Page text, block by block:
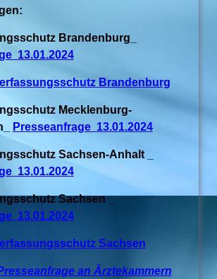
Brandenburg_
13.01.2024
Brandenburg
Mecklenburg-
Presseanfrage 13.01.2024
Sachsen-Anhalt _
13.01.2024
Sachsen _
13.01.2024
Sachsen
an Ärztekammern